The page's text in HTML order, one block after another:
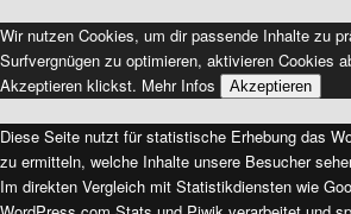
Wir nutzen Cookies, um dir passende Inhalte zu
Surfvergnügen zu optimieren, aktivieren Cookies
Akzeptieren klickst. Mehr Infos Akzeptieren
Diese Seite nutzt für statistische Erhebung das
zu ermitteln, welche Inhalte unsere Besucher
Im direkten Vergleich mit Statistikdiensten wie